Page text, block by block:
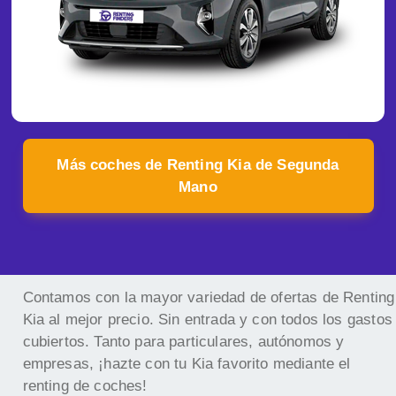
Más coches de Renting Kia de Segunda
Mano
Contamos con la mayor variedad de ofertas de Renting
Kia al mejor precio. Sin entrada y con todos los gastos
cubiertos. Tanto para particulares, autónomos y
empresas, ¡hazte con tu Kia favorito mediante el
renting de coches!